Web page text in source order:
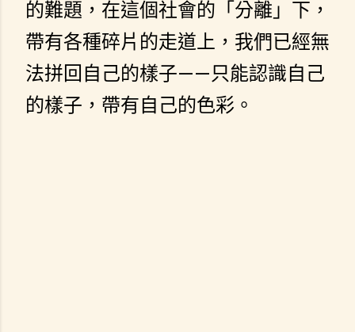
的難題，在這個社會的「分離」下，
帶有各種碎片的走道上，我們已經無
法拼回自己的樣子——只能認識自己
的樣子，帶有自己的色彩。